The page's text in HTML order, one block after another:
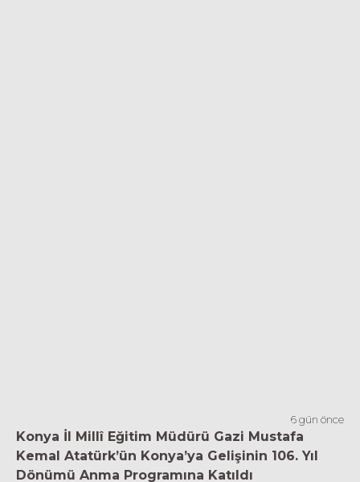
6 gün önce
Konya İl Millî Eğitim Müdürü Gazi Mustafa
Kemal Atatürk’ün Konya’ya Gelişinin 106. Yıl
Dönümü Anma Programına Katıldı